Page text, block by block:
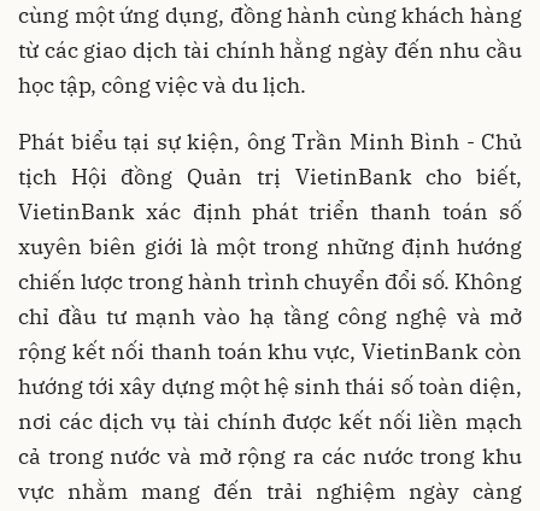
cùng một ứng dụng, đồng hành cùng khách hàng
từ các giao dịch tài chính hằng ngày đến nhu cầu
học tập, công việc và du lịch.
Phát biểu tại sự kiện, ông Trần Minh Bình - Chủ
tịch Hội đồng Quản trị VietinBank cho biết,
VietinBank xác định phát triển thanh toán số
xuyên biên giới là một trong những định hướng
chiến lược trong hành trình chuyển đổi số. Không
chỉ đầu tư mạnh vào hạ tầng công nghệ và mở
rộng kết nối thanh toán khu vực, VietinBank còn
hướng tới xây dựng một hệ sinh thái số toàn diện,
nơi các dịch vụ tài chính được kết nối liền mạch
cả trong nước và mở rộng ra các nước trong khu
vực nhằm mang đến trải nghiệm ngày càng